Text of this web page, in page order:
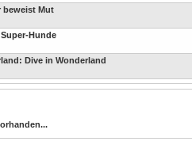
beweist Mut
Hunde
Dive in Wonderland